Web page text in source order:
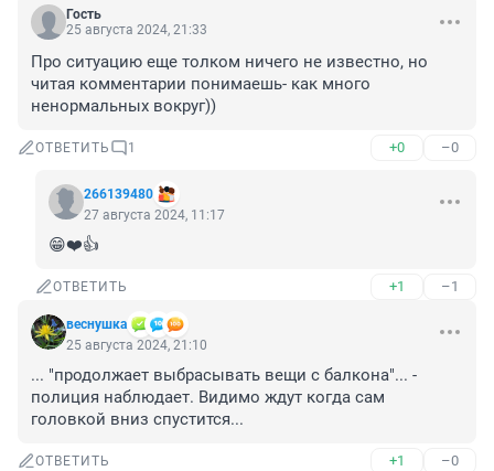
Гость
25 августа 2024, 21:33
Про ситуацию еще толком ничего не известно, но
читая комментарии понимаешь- как много
ненормальных вокруг))
ОТВЕТИТЬ 1 +0 –0
266139480
27 августа 2024, 11:17
😁❤️👍
ОТВЕТИТЬ +1 –1
веснушка
25 августа 2024, 21:10
... "продолжает выбрасывать вещи с балкона"... -
полиция наблюдает. Видимо ждут когда сам
головкой вниз спустится...
ОТВЕТИТЬ +1 –0